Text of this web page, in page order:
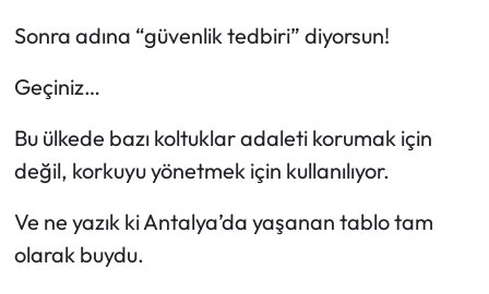
Sonra adına “güvenlik tedbiri” diyorsun!
Geçiniz…
Bu ülkede bazı koltuklar adaleti korumak için
değil, korkuyu yönetmek için kullanılıyor.
Ve ne yazık ki Antalya’da yaşanan tablo tam
olarak buydu.